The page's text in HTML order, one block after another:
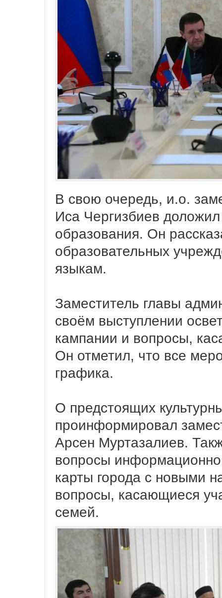
В свою очередь, и.о.
Иса Чергизбиев
образования. Он
образовательных
языкам.
Заместитель главы
своём выступлении
кампании и вопросы,
Он отметил, что все
графика.
О предстоящих
проинформировал
Арсен Муртазалиев.
вопросы
карты города с новыми
вопросы, касающиеся
семей.